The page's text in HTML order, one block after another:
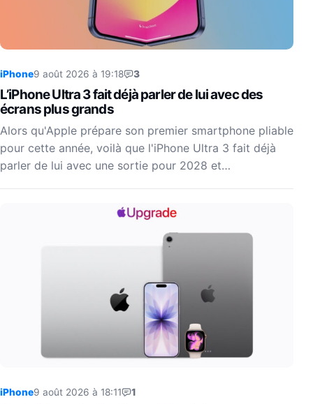
iPhone9 août 2026 à 19:18 3
L’iPhone Ultra 3 fait déjà parler de lui avec des
écrans plus grands
Alors qu'Apple prépare son premier smartphone pliable
pour cette année, voilà que l'iPhone Ultra 3 fait déjà
parler de lui avec une sortie pour 2028 et…
iPhone9 août 2026 à 18:11 1